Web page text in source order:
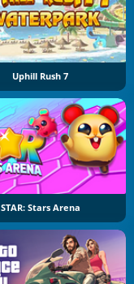
Uphill Rush 7
STAR: Stars Arena